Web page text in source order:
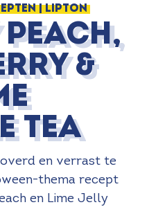
| LIPTON
&
tea
en verrast te
thema recept
en Lime Jelly